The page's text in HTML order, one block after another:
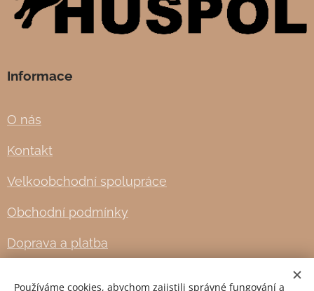
Informace
O nás
Kontakt
Velkoobchodní spolupráce
Obchodní podmínky
Doprava a platba
Používáme cookies, abychom zajistili správné fungování a